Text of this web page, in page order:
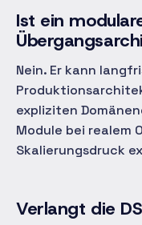
Ist ein
Nein. Er kann
expliziten
Module bei realem
Skalierungsdruck
Verlangt die